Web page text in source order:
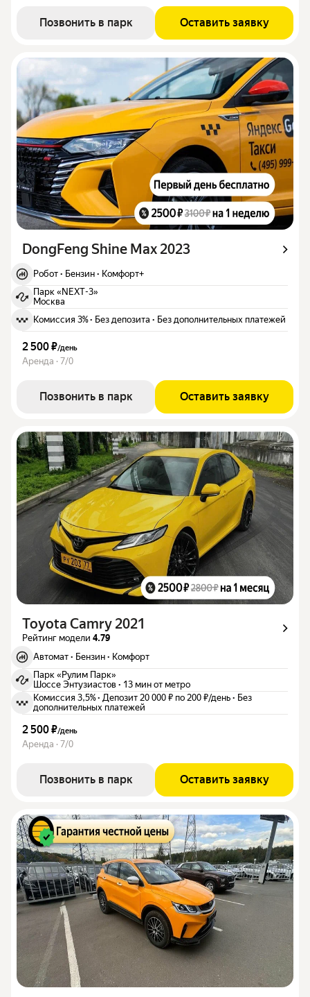
Позвонить в парк Оставить заявку
DongFeng Shine Max 2023
Робот · Бензин · Комфорт+
Парк «NEXT-3»
Москва
Комиссия 3%· Без депозита · Без дополнительных платежей
2 500 ₽/день
Аренда · 7/0
Позвонить в парк Оставить заявку
Toyota Camry 2021
Рейтинг модели 4.79
Автомат · Бензин · Комфорт
Парк «Рулим Парк»
Шоссе Энтузиастов · 13 мин от метро
Комиссия 3,5%· Депозит 20 000 ₽ по 200 ₽/день · Без
дополнительных платежей
2 500 ₽/день
Аренда · 7/0
Позвонить в парк Оставить заявку